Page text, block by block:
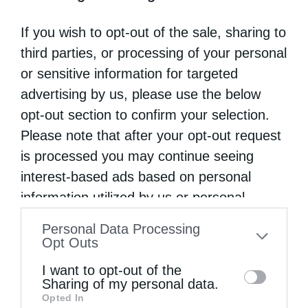
If you wish to opt-out of the sale, sharing to
third parties, or processing of your personal
or sensitive information for targeted
advertising by us, please use the below
opt-out section to confirm your selection.
Please note that after your opt-out request
is processed you may continue seeing
interest-based ads based on personal
information utilized by us or personal
to your opt-out. You may separately opt-out
information by third parties on the IAB’s list
of downstream participants. This
Personal Data Processing
Opt Outs
I want to opt-out of the
Sharing of my personal data.
Opted In
Μόρφω, διά τον Ευαγγελινόν, διά τ᾽
αναδεξίμια της και διά τα πτωχά παιδιά της
γειτονιάς.
Κ᾽ επειδή ο μικρός Ευαγγελινός έκλαιε,
λέγων ότι δεν είναι αρκετά μεγάλη η κοκώνα
του, η μήτηρ του έδιδεν άλλην να εκλέξη,
αλλ᾽ αυτός δεν ημέρωνεν ούτε ήθελε να
ταιριασθή. Το βέβαιον είναι ότι τας ήθελεν
όλας διά τον εαυτόν του. Και τότε η μήτηρ
τον επαρηγόρει λέγουσα ότι «το Σαββάτο το
βράδυ θα ‘ρθή η κουρούνα (κρα, κρα!), να